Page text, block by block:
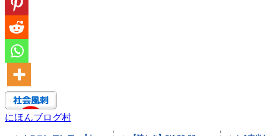
にほんブログ村